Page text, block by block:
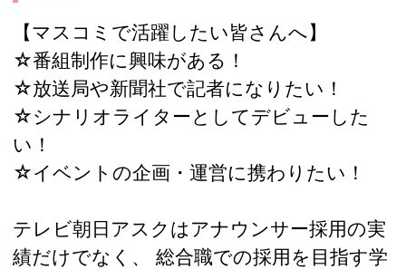
【マスコミで活躍したい皆さんへ】
☆番組制作に興味がある！
☆放送局や新聞社で記者になりたい！
☆シナリオライターとしてデビューした
い！
☆イベントの企画・運営に携わりたい！
テレビ朝日アスクはアナウンサー採用の実
績だけでなく、 総合職での採用を目指す学